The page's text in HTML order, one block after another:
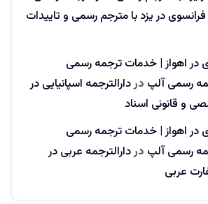
فرانسوی در یزد با مترجم رسمی و تاییدات
در اهواز | خدمات ترجمه رسمی
رسمی آلپ دردارالترجمه اسپانیایی در
و قانونی اسناد
در اهواز | خدمات ترجمه رسمی
رسمی آلپ دردارالترجمه عربی در
عربی